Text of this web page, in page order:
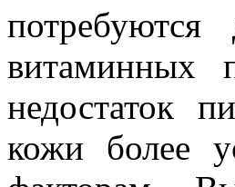
витаминных
недостаток
кожи более